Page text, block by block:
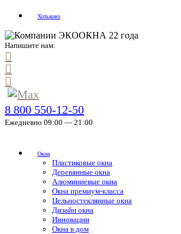
Хотьково
Напишите нам:
8 800 550-12-50
Ежедневно 09:00 — 21:00
Окна
Пластиковые окна
Деревянные окна
Алюминиевые окна
Окна премиум-класса
Цельностеклянные окна
Дизайн окна
Инновации
Окна в дом